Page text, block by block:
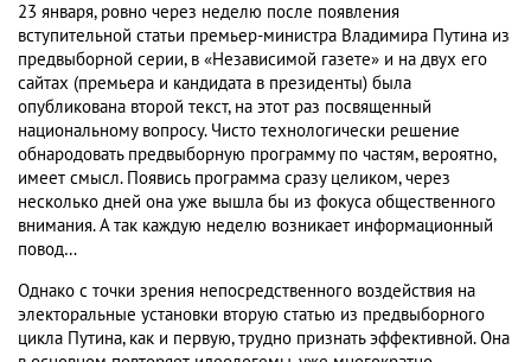
23 января, ровно через неделю после появления
вступительной статьи премьер-министра Владимира Путина из
предвыборной серии, в «Независимой газете» и на двух его
сайтах (премьера и кандидата в президенты) была
опубликована второй текст, на этот раз посвященный
национальному вопросу. Чисто технологически решение
обнародовать предвыборную программу по частям, вероятно,
имеет смысл. Появись программа сразу целиком, через
несколько дней она уже вышла бы из фокуса общественного
внимания. А так каждую неделю возникает информационный
повод…
Однако с точки зрения непосредственного воздействия на
электоральные установки вторую статью из предвыборного
цикла Путина, как и первую, трудно признать эффективной. Она